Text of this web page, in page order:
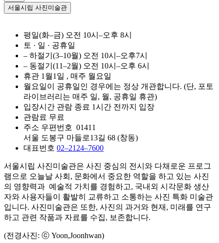
서울시립 사진미술관
평일(화–금) 오전 10시–오후 8시
토 · 일 · 공휴일
– 하절기(3–10월) 오전 10시–오후7시
– 동절기(11–2월) 오전 10시–오후 6시
휴관 1월1일 , 매주 월요일
월요일이 공휴일인 경우에는 정상 개관합니다. (단, 포토
라이브러리는 매주 일, 월, 공휴일 휴관)
입장시간 관람 종료 1시간 전까지 입장
관람료 무료
주소 우편번호 01411
서울 도봉구 마들로13길 68 (창동)­
대표번호 02–2124–7600
서울시립 사진미술관은 사진 중심의 전시와 다채로운 프로그
램으로 오늘날 사회, 문화에서 중요한 역할을 하고 있는 사진
의 영향력과 예술적 가치를 경험하고, 국내외 시각문화 생산
자와 사용자들이 활발히 교류하고 소통하는 사진 특화 미술관
입니다. 사진미술관은 또한, 사진의 과거와 현재, 미래를 연구
하고 관련 작품과 자료를 수집, 보존합니다.
(전경사진: ⓒ Yoon,Joonhwan)